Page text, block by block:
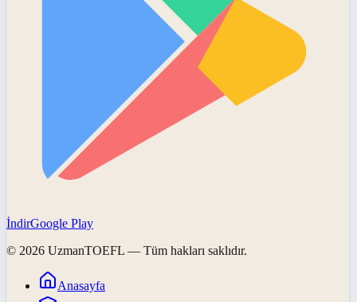
İndirGoogle Play
© 2026 UzmanTOEFL — Tüm hakları saklıdır.
Anasayfa